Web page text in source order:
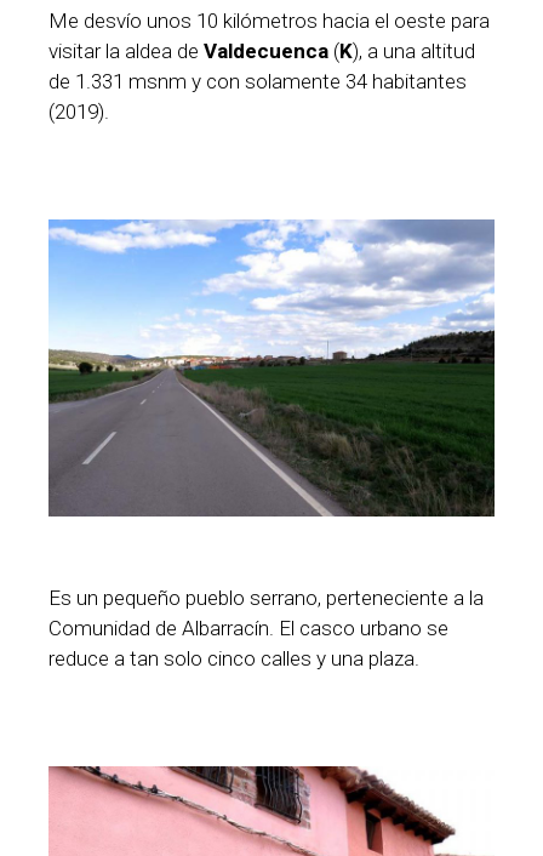
Me desvío unos 10 kilómetros hacia el oeste para
visitar la aldea de Valdecuenca (K), a una altitud
de 1.331 msnm y con solamente 34 habitantes
(2019).
Es un pequeño pueblo serrano, perteneciente a la
Comunidad de Albarracín. El casco urbano se
reduce a tan solo cinco calles y una plaza.